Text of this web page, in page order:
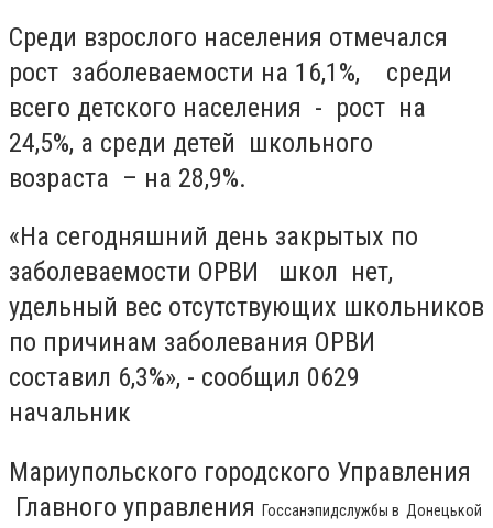
Среди взрослого населения отмечался
рост заболеваемости на 16,1%, среди
всего детского населения - рост на
24,5%, а среди детей школьного
возраста – на 28,9%.
«На сегодняшний день закрытых по
заболеваемости ОРВИ школ нет,
удельный вес отсутствующих школьников
по причинам заболевания ОРВИ
составил 6,3%», - сообщил 0629
начальник
Мариупольского городского Управления
Главного управления
Госсанэпидслужбы в Донецькой